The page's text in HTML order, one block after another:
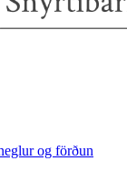
og förðun